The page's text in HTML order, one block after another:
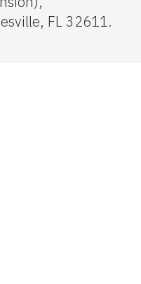
FL 32611.